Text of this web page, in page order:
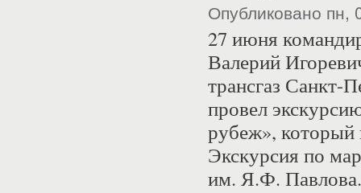
Опубликовано пн,
27 июня
Валерий
трансгаз
провел
рубеж»,
Экскурсия по
им. Я.Ф. Павлова.